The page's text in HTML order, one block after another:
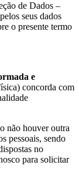
de Dados –
seus dados
o presente termo
e
concorda com
não houver outra
pessoais, sendo
no
para solicitar